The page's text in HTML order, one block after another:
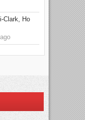
Clark, Ho